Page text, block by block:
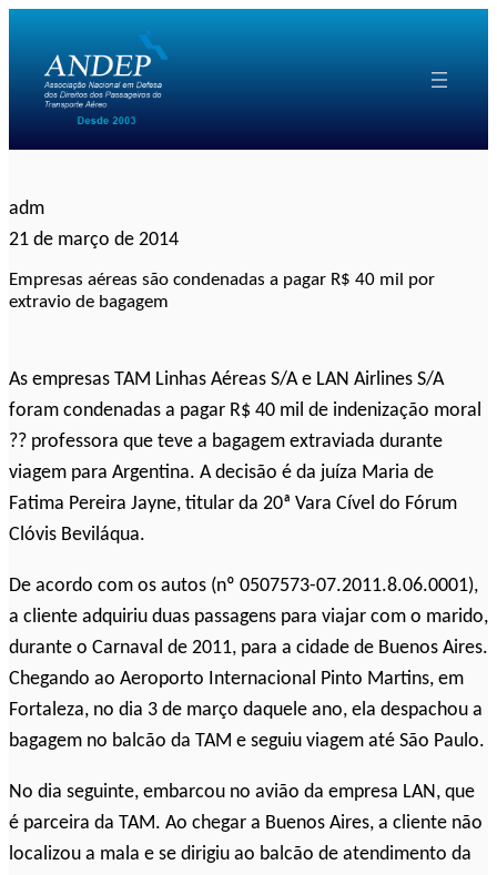
conteúdo
adm
21 de março de 2014
Empresas aéreas são condenadas a pagar R$ 40 mil por
extravio de bagagem
As empresas TAM Linhas Aéreas S/A e LAN Airlines S/A
foram condenadas a pagar R$ 40 mil de indenização moral
?? professora que teve a bagagem extraviada durante
viagem para Argentina. A decisão é da juíza Maria de
Fatima Pereira Jayne, titular da 20ª Vara Cível do Fórum
Clóvis Beviláqua.
De acordo com os autos (nº 0507573-07.2011.8.06.0001),
a cliente adquiriu duas passagens para viajar com o marido,
durante o Carnaval de 2011, para a cidade de Buenos Aires.
Chegando ao Aeroporto Internacional Pinto Martins, em
Fortaleza, no dia 3 de março daquele ano, ela despachou a
bagagem no balcão da TAM e seguiu viagem até São Paulo.
No dia seguinte, embarcou no avião da empresa LAN, que
é parceira da TAM. Ao chegar a Buenos Aires, a cliente não
localizou a mala e se dirigiu ao balcão de atendimento da